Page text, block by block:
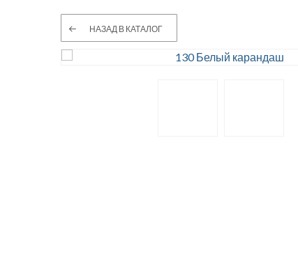
НАЗАД В КАТАЛОГ